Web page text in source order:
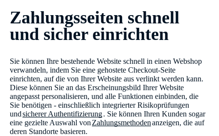
Zahlungsseiten schnell
und sicher einrichten
Sie können Ihre bestehende Website schnell in einen Webshop
verwandeln, indem Sie eine gehostete Checkout-Seite
einrichten, auf die von Ihrer Website aus verlinkt werden kann.
Diese können Sie an das Erscheinungsbild Ihrer Website
angepasst personalisieren, und alle Funktionen einbinden, die
Sie benötigen - einschließlich integrierter Risikoprüfungen
undsicherer Authentifizierung. Sie können Ihren Kunden sogar
eine gezielte Auswahl von Zahlungsmethodenanzeigen, die auf
deren Standorte basieren.